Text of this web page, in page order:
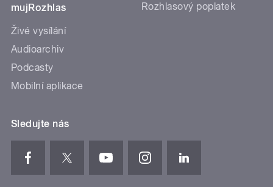
mujRozhlas
Živé vysílání
Audioarchiv
Podcasty
Mobilní aplikace
Rozhlasový poplatek
Sledujte nás